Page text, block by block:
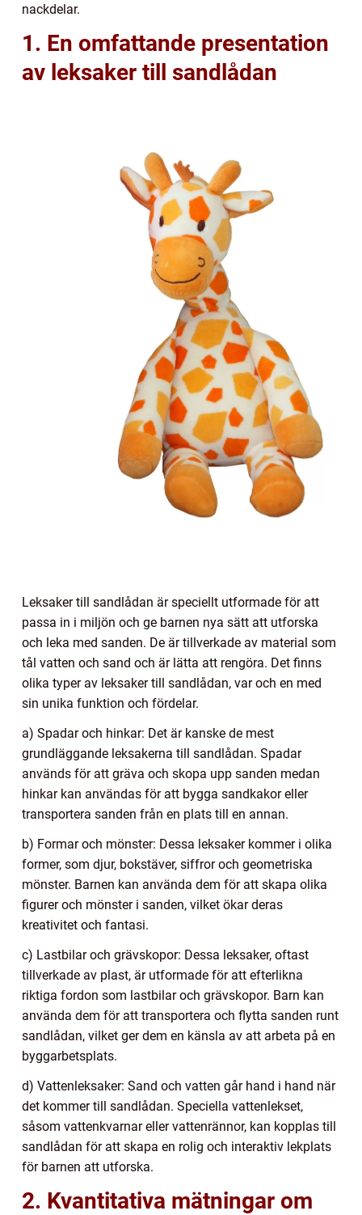
nackdelar.
1. En omfattande presentation
av leksaker till sandlådan
Leksaker till sandlådan är speciellt utformade för att
passa in i miljön och ge barnen nya sätt att utforska
och leka med sanden. De är tillverkade av material som
tål vatten och sand och är lätta att rengöra. Det finns
olika typer av leksaker till sandlådan, var och en med
sin unika funktion och fördelar.
a) Spadar och hinkar: Det är kanske de mest
grundläggande leksakerna till sandlådan. Spadar
används för att gräva och skopa upp sanden medan
hinkar kan användas för att bygga sandkakor eller
transportera sanden från en plats till en annan.
b) Formar och mönster: Dessa leksaker kommer i olika
former, som djur, bokstäver, siffror och geometriska
mönster. Barnen kan använda dem för att skapa olika
figurer och mönster i sanden, vilket ökar deras
kreativitet och fantasi.
c) Lastbilar och grävskopor: Dessa leksaker, oftast
tillverkade av plast, är utformade för att efterlikna
riktiga fordon som lastbilar och grävskopor. Barn kan
använda dem för att transportera och flytta sanden runt
sandlådan, vilket ger dem en känsla av att arbeta på en
byggarbetsplats.
d) Vattenleksaker: Sand och vatten går hand i hand när
det kommer till sandlådan. Speciella vattenlekset,
såsom vattenkvarnar eller vattenrännor, kan kopplas till
sandlådan för att skapa en rolig och interaktiv lekplats
för barnen att utforska.
2. Kvantitativa mätningar om